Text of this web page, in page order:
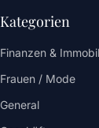
Kategorien
Finanzen &
Frauen / Mode
General